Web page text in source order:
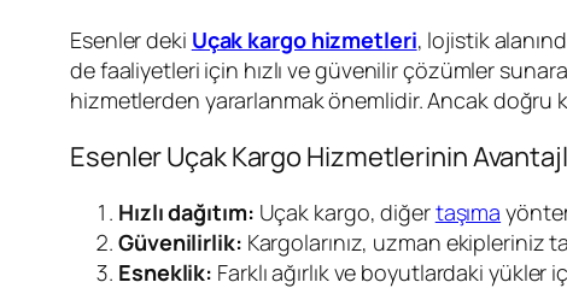
Esenler deki Uçak kargo hizmetleri, lojistik
de faaliyetleri için hızlı ve güvenilir çözümler
hizmetlerden yararlanmak önemlidir. Ancak
Esenler Uçak Kargo Hizmetlerinin
Hızlı dağıtım: Uçak kargo, diğertaşıma
Güvenilirlik: Kargolarınız, uzman ekipleriniz
Esneklik: Farklı ağırlık ve boyutlardaki